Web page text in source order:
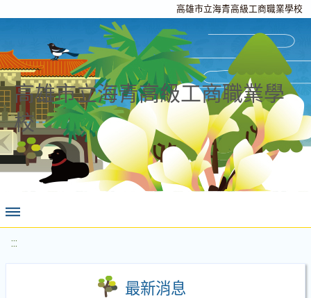
高雄市立海青高級工商職業學校
高雄市立海青高級工商職業學
校
:::
最新消息